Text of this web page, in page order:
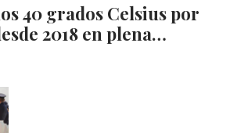
40 grados Celsius por
2018 en plena…